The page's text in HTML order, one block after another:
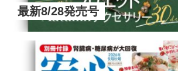
最新8/28発売号